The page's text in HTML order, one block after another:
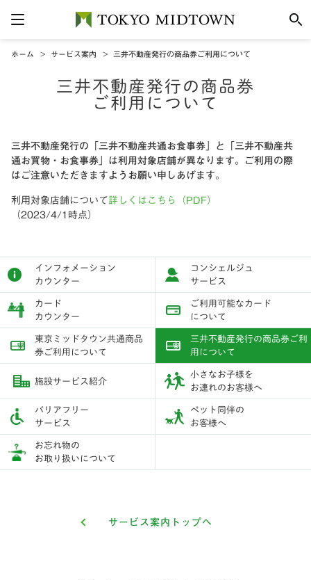
ホーム サービス案内 三井不動産発行の商品券ご利用について
三井不動産発行の商品券
ご利用について
三井不動産発行の「三井不動産共通お食事券」と「三井不動産共
通お買物・お食事券」は利用対象店舗が異なります。ご利用の際
はご注意いただきますようお願い申しあげます。
利用対象店舗について 詳しくはこちら（PDF）
（2023/4/1時点）
インフォメーション
カウンター
コンシェルジュ
サービス
カード
カウンター
ご利用可能なカード
について
東京ミッドタウン共通商品
券ご利用について
三井不動産発行の商品券ご利
用について
施設サービス紹介
小さなお子様を
お連れのお客様へ
バリアフリー
サービス
ペット同伴の
お客様へ
お忘れ物の
お取り扱いについて
サービス案内トップへ